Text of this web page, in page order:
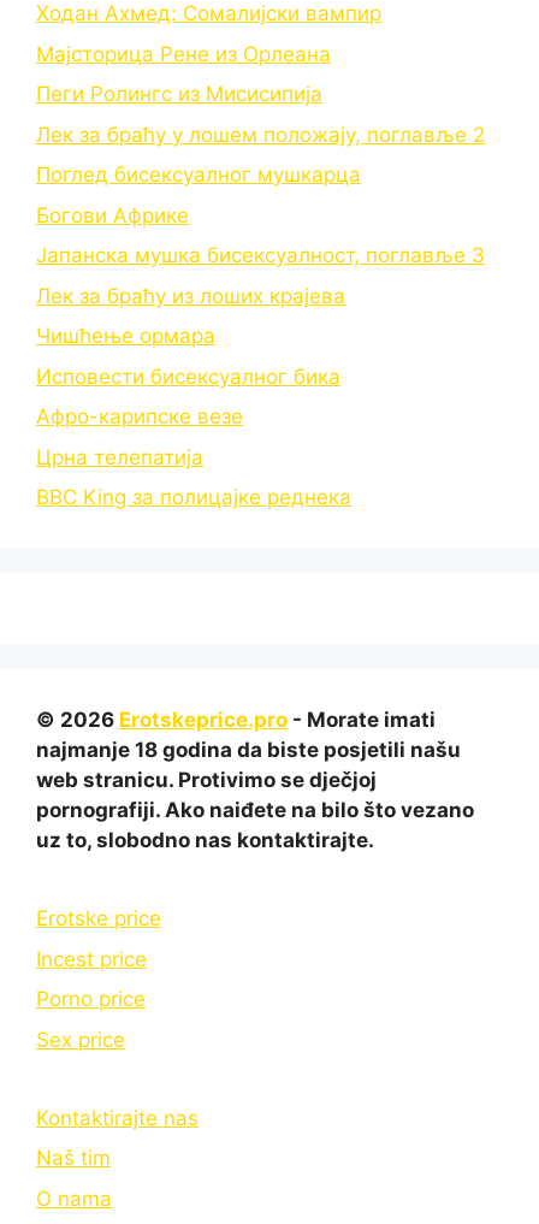
Ходан Ахмед: Сомалијски вампир
Мајсторица Рене из Орлеана
Пеги Ролингс из Мисисипија
Лек за браћу у лошем положају, поглавље 2
Поглед бисексуалног мушкарца
Богови Африке
Јапанска мушка бисексуалност, поглавље 3
Лек за браћу из лоших крајева
Чишћење ормара
Исповести бисексуалног бика
Афро-карипске везе
Црна телепатија
BBC King за полицајке реднека
© 2026 Erotskeprice.pro - Morate imati
najmanje 18 godina da biste posjetili našu
web stranicu. Protivimo se dječjoj
pornografiji. Ako naiđete na bilo što vezano
uz to, slobodno nas kontaktirajte.
Erotske price
Incest price
Porno price
Sex price
Kontaktirajte nas
Naš tim
O nama